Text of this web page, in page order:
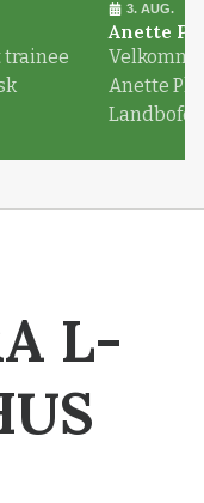
trainee
3. AUG.
Anette
Anette
L-